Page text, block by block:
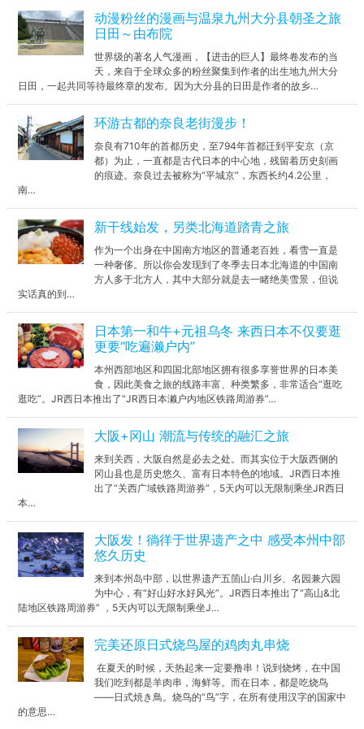
动漫粉丝的漫画与温泉九州大分县朝圣之旅
日田～由布院
世界级的著名人气漫画，【进击的巨人】最终卷发布的当
天，来自于全球众多的粉丝聚集到作者的出生地九州大分
日田，一起共同等待最终章的发布。因为大分县的日田是作者的故乡…
环游古都的奈良老街漫步！
奈良有710年的首都历史，至794年首都迁到平安京（京
都）为止，一直都是古代日本的中心地，残留着历史刻画
的痕迹。奈良过去被称为“平城京”，东西长约4.2公里，
南…
新干线始发，另类北海道踏青之旅
作为一个出身在中国南方地区的普通老百姓，看雪一直是
一种奢侈。所以你会发现到了冬季去日本北海道的中国南
方人多于北方人，其中大部分就是去一睹绝美雪景，但说
实话真的到…
日本第一和牛+元祖乌冬 来西日本不仅要逛
更要“吃遍濑户内”
本州西部地区和四国北部地区拥有很多享誉世界的日本美
食，因此美食之旅的线路丰富、种类繁多，非常适合“逛吃
逛吃”。JR西日本推出了“JR西日本濑户内地区铁路周游券”…
大阪+冈山 潮流与传统的融汇之旅
来到关西，大阪自然是必去之处。而其实位于大阪西侧的
冈山县也是历史悠久、富有日本特色的地域。JR西日本推
出了“关西广域铁路周游券”，5天内可以无限制乘坐JR西日
本…
大阪发！徜徉于世界遗产之中 感受本州中部
悠久历史
来到本州岛中部，以世界遗产五箇山·白川乡、名园兼六园
为中心，有“好山好水好风光”。JR西日本推出了“高山&北
陆地区铁路周游券” ，5天内可以无限制乘坐J…
完美还原日式烧鸟屋的鸡肉丸串烧
在夏天的时候，天热起来一定要撸串！说到烧烤，在中国
我们吃到都是羊肉串，海鲜等。而在日本，都是吃烧鸟
——日式焼き鳥。烧鸟的“鸟”字，在所有使用汉字的国家中
的意思…